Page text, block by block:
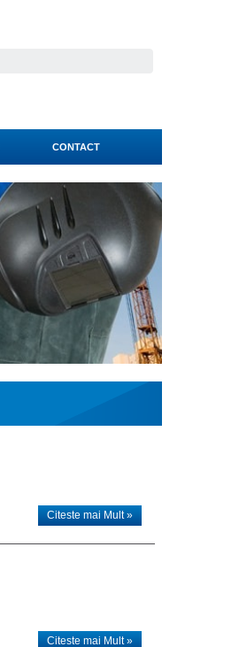
CONTACT
Citeste mai Mult »
Citeste mai Mult »